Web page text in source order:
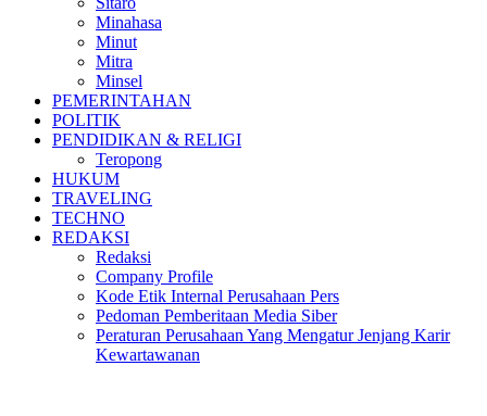
Minahasa
Minut
Mitra
Minsel
PEMERINTAHAN
POLITIK
PENDIDIKAN & RELIGI
Teropong
HUKUM
TRAVELING
TECHNO
REDAKSI
Redaksi
Company Profile
Kode Etik Internal Perusahaan Pers
Pedoman Pemberitaan Media Siber
Peraturan Perusahaan Yang Mengatur Jenjang Karir
Kewartawanan